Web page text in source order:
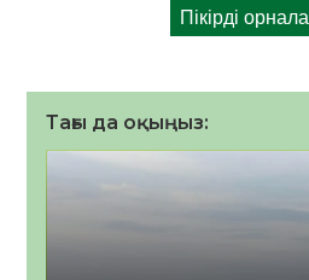
Тағы да оқыңыз: